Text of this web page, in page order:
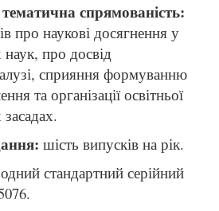
спрямованість:
про наукові досягнення у
наук, про досвід
сприяння формуванню
та організації освітньої
шість випусків на рік.
стандартний серійний